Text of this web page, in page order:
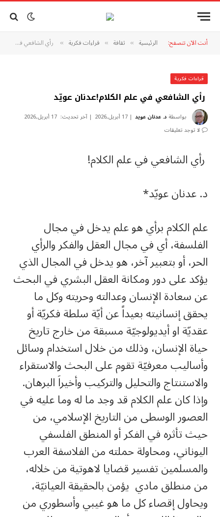
أنت الآن تتصفح: الرئيسية » ثقافة » قراءات فكرية » رأي الشافعي في علم الكلام!عدنان عويّد
قراءات فكرية
رأي الشافعي في علم الكلام!عدنان عويّد
بواسطة د. عدنان عويد 17 أبريل,2026 آخر تحديث: 17 أبريل,2026
لا توجد تعليقات
رأي الشافعي في علم الكلام!
د. عدنان عويّد*
علم الكلام برأي هو علم يدخل في مجال
الفلسفة، أي في مجال العقل والفكر والرأي
الحر، أو بتعبير آخر، هو يدخل في المجال الذي
يؤكد على دور ومكانة العقل البشري في البحث
عن سعادة الإنسان وعدالته وحريته وكل ما
يحقق إنسانيته بعيداً عن أيّة سلطة فكريّة أو
عقديّة او أيديولوجيّة مسبقة من خارج تاريخ
حياة الإنسان، وذلك من خلال استخدام وسائل
وأساليب معرفيّة تقوم على البحث والاستقراء
والاستنتاج والتحليل والتركيب وأخيراَ البرهان.
وإذا كان علم الكلام قد وجد ما له وما عليه في
العصور الوسطى من التاريخ الإسلامي، من
حيث تأثره في الفكر أو المنطق الفلسفي
اليوناني، ومحاولة حملته من الفلاسفة العرب
والمسلمين تفسير قضايا لاهوتية من خلاله،
من منطلق مادي يؤمن بالحقيقة العيانيّة،
ويحاول إقصاء كل ما هو غيبي وأسطوري من